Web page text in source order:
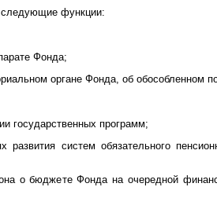
следующие функции:
Фонда;
органе Фонда, об обособленном
государственных программ;
развития систем обязательного
о бюджете Фонда на очередной